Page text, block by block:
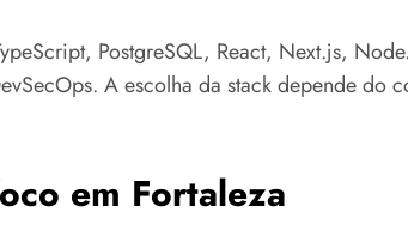
PostgreSQL, React, Next.js,
A escolha da stack depende
em Fortaleza